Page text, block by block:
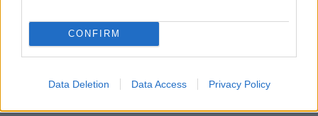
CONFIRM
Data Deletion Data Access Privacy Policy